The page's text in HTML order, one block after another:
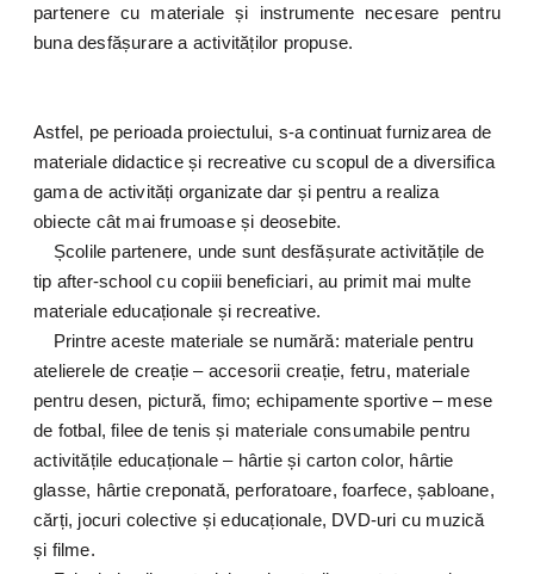
partenere cu materiale și instrumente necesare pentru
buna desfășurare a activităților propuse.
Astfel, pe perioada proiectului, s-a continuat furnizarea de
materiale didactice și recreative cu scopul de a diversifica
gama de activități organizate dar și pentru a realiza
obiecte cât mai frumoase și deosebite.
Școlile partenere, unde sunt desfășurate activitățile de
tip after-school cu copiii beneficiari, au primit mai multe
materiale educaționale și recreative.
Printre aceste materiale se numără: materiale pentru
atelierele de creație – accesorii creație, fetru, materiale
pentru desen, pictură, fimo; echipamente sportive – mese
de fotbal, filee de tenis și materiale consumabile pentru
activitățile educaționale – hârtie și carton color, hârtie
glasse, hârtie creponată, perforatoare, foarfece, șabloane,
cărți, jocuri colective și educaționale, DVD-uri cu muzică
și filme.